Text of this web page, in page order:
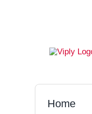
Home